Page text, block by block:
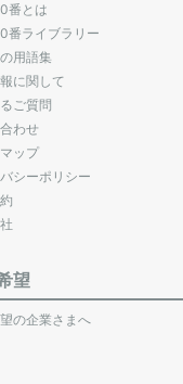
番とは
番ライブラリー
用語集
に関して
ご質問
わせ
ップ
シーポリシー
望
の企業さまへ